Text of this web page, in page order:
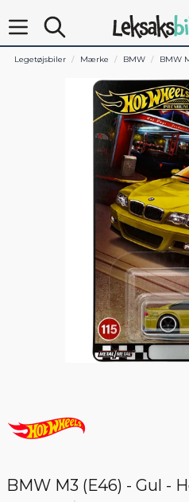
Legetøjsbiler Mærke BMW BMW
BMW M3 (E46) - Gul -